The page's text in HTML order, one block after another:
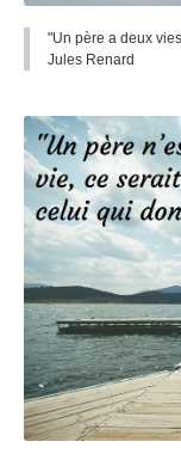
"Un père a deux
Jules Renard